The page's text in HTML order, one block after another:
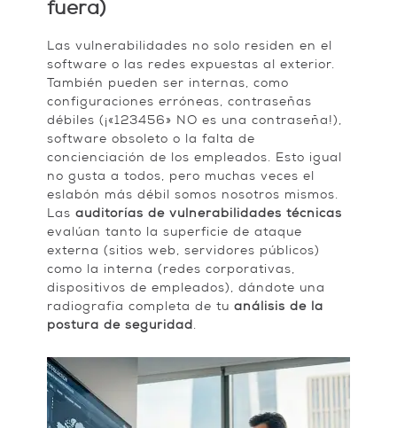
fuera)
Las vulnerabilidades no solo residen en el
software o las redes expuestas al exterior.
También pueden ser internas, como
configuraciones erróneas, contraseñas
débiles (¡«123456» NO es una contraseña!),
software obsoleto o la falta de
concienciación de los empleados. Esto igual
no gusta a todos, pero muchas veces el
eslabón más débil somos nosotros mismos.
Las auditorías de vulnerabilidades técnicas
evalúan tanto la superficie de ataque
externa (sitios web, servidores públicos)
como la interna (redes corporativas,
dispositivos de empleados), dándote una
radiografía completa de tu análisis de la
postura de seguridad .